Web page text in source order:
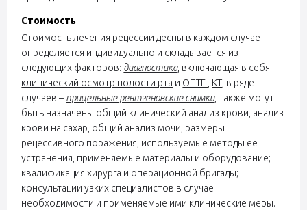
Стоимость
Стоимость лечения рецессии десны в каждом случае
определяется индивидуально и складывается из
следующих факторов: диагностика, включающая в себя
клинический осмотр полости рта и ОПТГ КТ , в ряде
случаев – прицельные рентгеновские снимки, также могут
быть назначены общий клинический анализ крови, анализ
крови на сахар, общий анализ мочи; размеры
рецессивного поражения; используемые методы её
устранения, применяемые материалы и оборудование;
квалификация хирурга и операционной бригады;
консультации узких специалистов в случае
необходимости и применяемые ими клинические меры.